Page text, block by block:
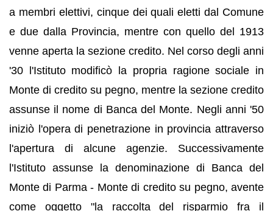
a membri elettivi, cinque dei quali eletti dal Comune
e due dalla Provincia, mentre con quello del 1913
venne aperta la sezione credito. Nel corso degli anni
'30 l'Istituto modificò la propria ragione sociale in
Monte di credito su pegno, mentre la sezione credito
assunse il nome di Banca del Monte. Negli anni '50
iniziò l'opera di penetrazione in provincia attraverso
l'apertura di alcune agenzie. Successivamente
l'Istituto assunse la denominazione di Banca del
Monte di Parma - Monte di credito su pegno, avente
come oggetto "la raccolta del risparmio fra il